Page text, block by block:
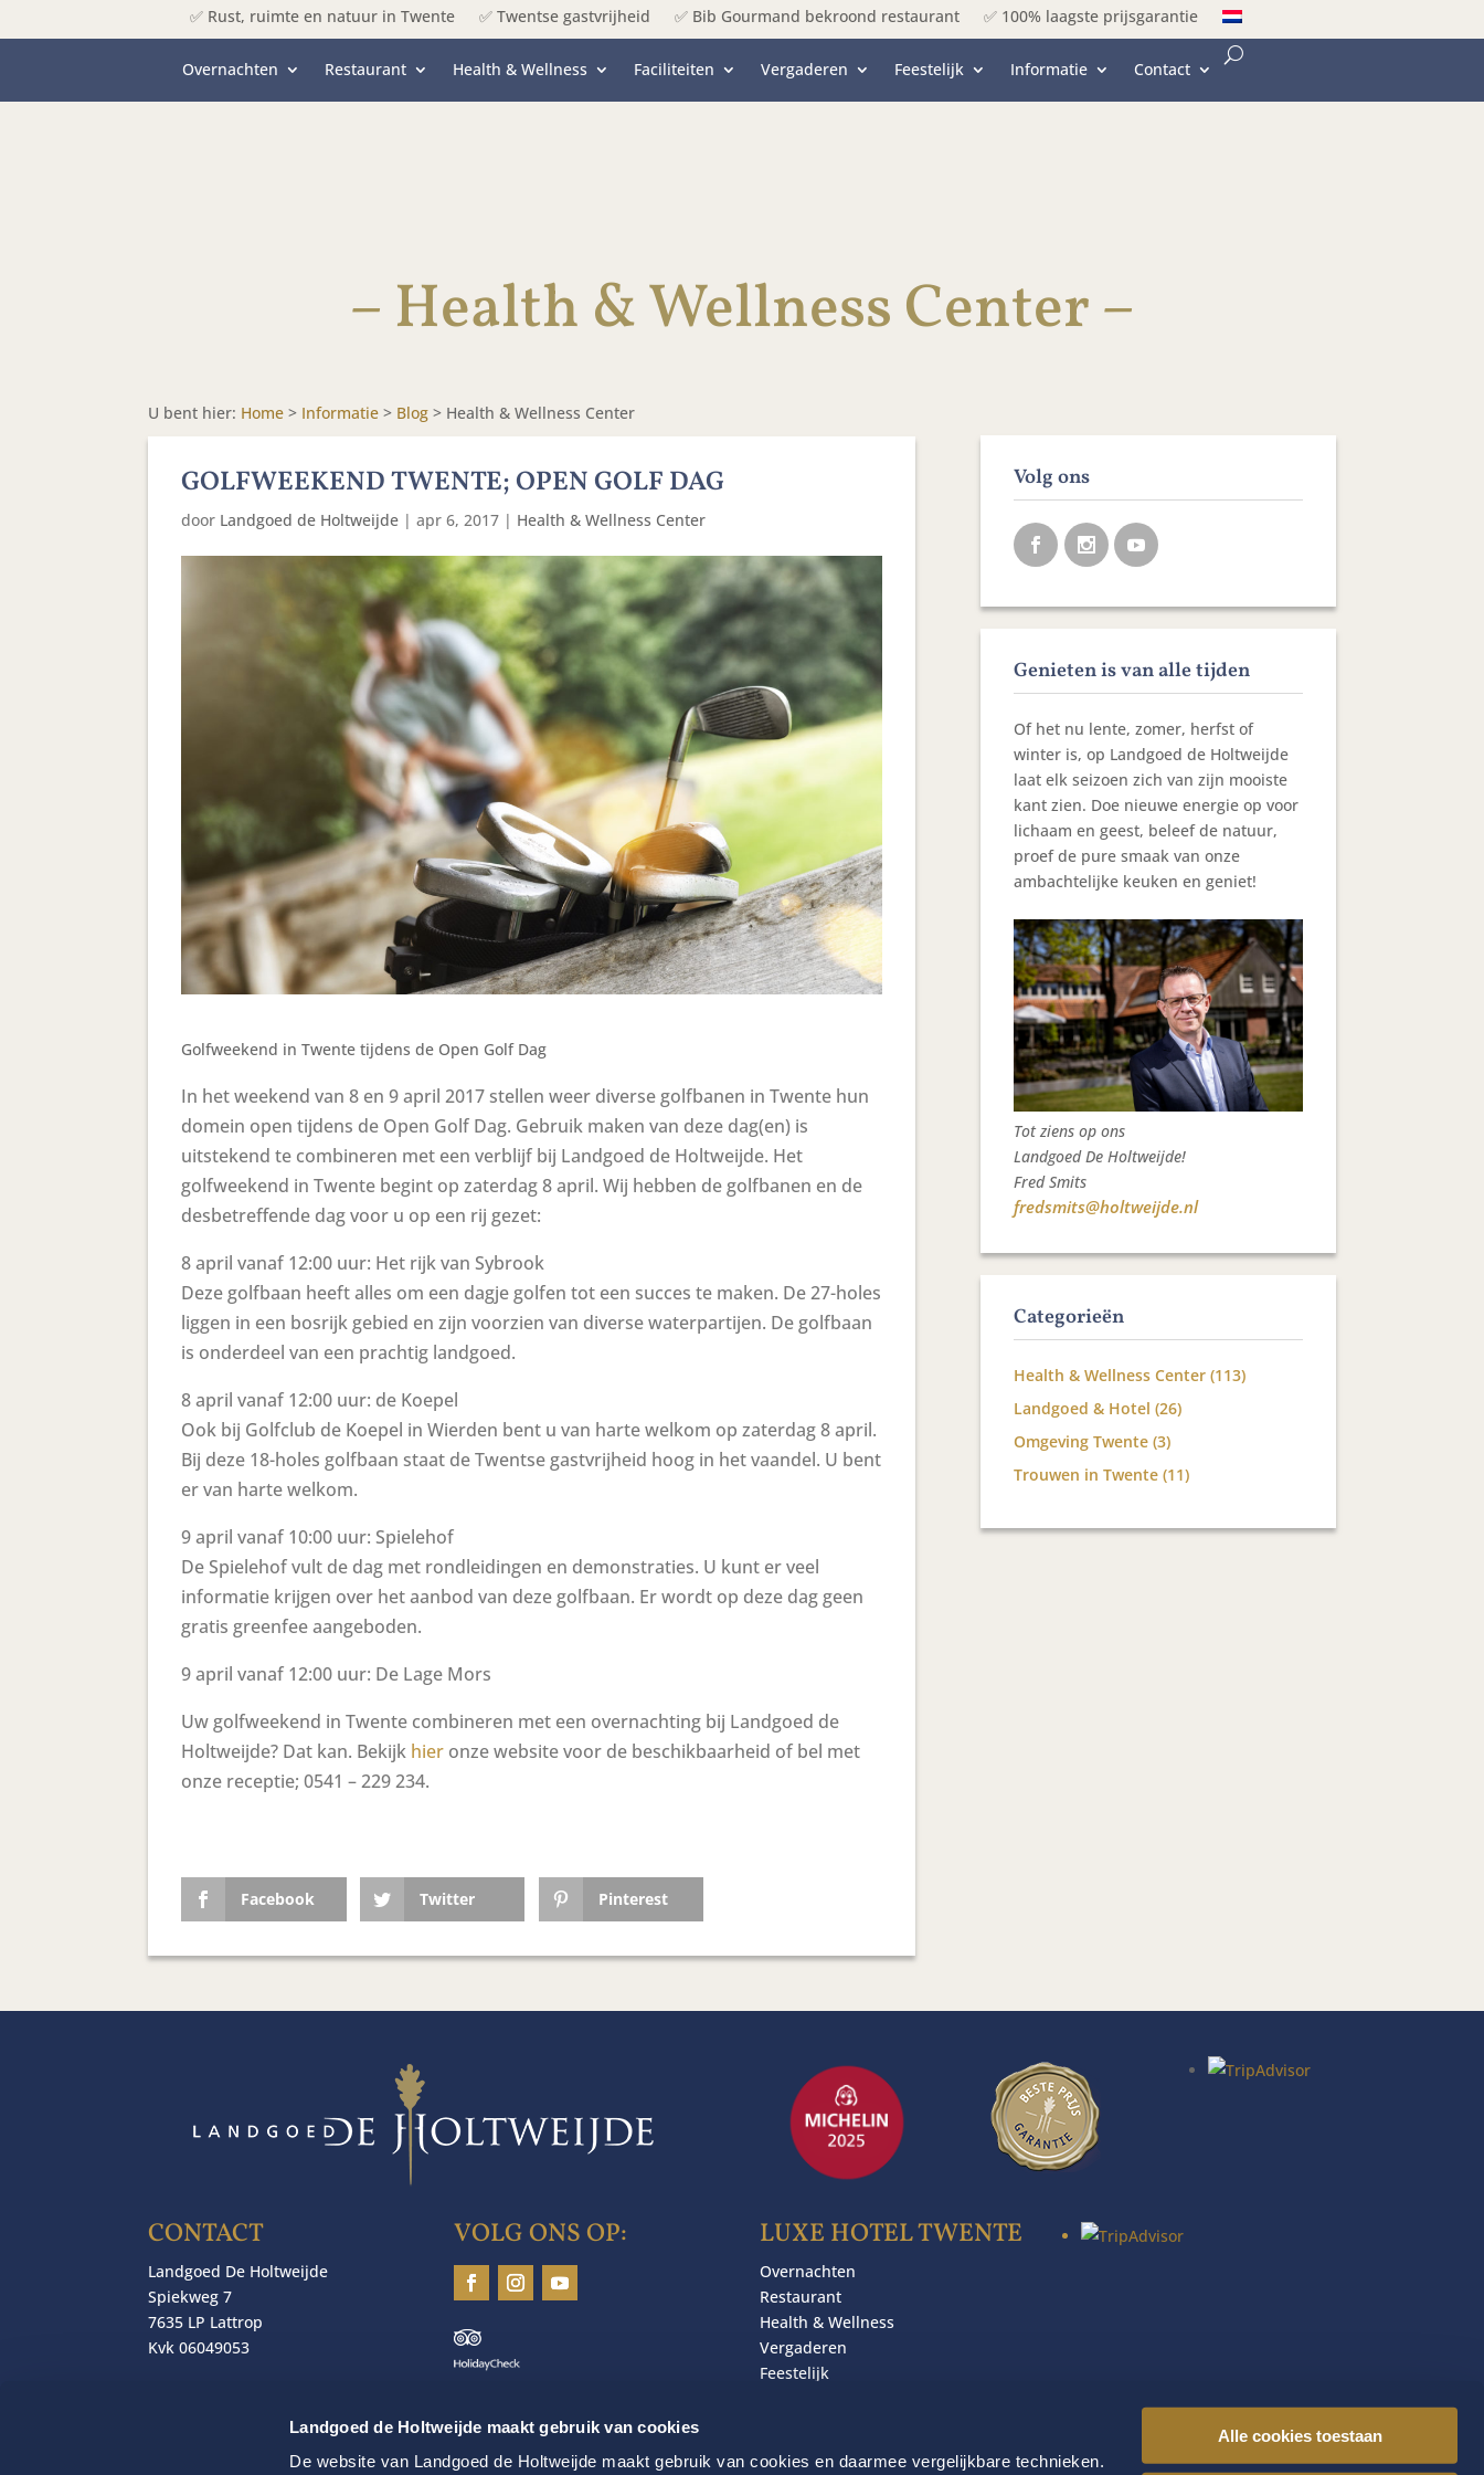
Landgoed de Holtweijde maakt gebruik van cookies
De website van Landgoed de Holtweijde maakt gebruik van cookies en daarmee vergelijkbare technieken.
Alle cookies toestaan
✅ Rust, ruimte en natuur in Twente ✅ Twentse gastvrijheid ✅ Bib Gourmand bekroond restaurant ✅ 100% laagste prijsgarantie
Overnachten Restaurant Health & Wellness Faciliteiten Vergaderen Feestelijk Informatie Contact
– Health & Wellness Center –
U bent hier: Home > Informatie > Blog > Health & Wellness Center
GOLFWEEKEND TWENTE; OPEN GOLF DAG
door Landgoed de Holtweijde |apr 6, 2017 | Health & Wellness Center
Golfweekend in Twente tijdens de Open Golf Dag
In het weekend van 8 en 9 april 2017 stellen weer diverse golfbanen in Twente hun
domein open tijdens de Open Golf Dag. Gebruik maken van deze dag(en) is
uitstekend te combineren met een verblijf bij Landgoed de Holtweijde. Het
golfweekend in Twente begint op zaterdag 8 april. Wij hebben de golfbanen en de
desbetreffende dag voor u op een rij gezet:
8 april vanaf 12:00 uur: Het rijk van Sybrook
Deze golfbaan heeft alles om een dagje golfen tot een succes te maken. De 27-holes
liggen in een bosrijk gebied en zijn voorzien van diverse waterpartijen. De golfbaan
is onderdeel van een prachtig landgoed.
8 april vanaf 12:00 uur: de Koepel
Ook bij Golfclub de Koepel in Wierden bent u van harte welkom op zaterdag 8 april.
Bij deze 18-holes golfbaan staat de Twentse gastvrijheid hoog in het vaandel. U bent
er van harte welkom.
9 april vanaf 10:00 uur: Spielehof
De Spielehof vult de dag met rondleidingen en demonstraties. U kunt er veel
informatie krijgen over het aanbod van deze golfbaan. Er wordt op deze dag geen
gratis greenfee aangeboden.
9 april vanaf 12:00 uur: De Lage Mors
Uw golfweekend in Twente combineren met een overnachting bij Landgoed de
Holtweijde? Dat kan. Bekijk hier onze website voor de beschikbaarheid of bel met
onze receptie; 0541 – 229 234.
Facebook Twitter Pinterest
Volg ons
Genieten is van alle tijden
Of het nu lente, zomer, herfst of
winter is, op Landgoed de Holtweijde
laat elk seizoen zich van zijn mooiste
kant zien. Doe nieuwe energie op voor
lichaam en geest, beleef de natuur,
proef de pure smaak van onze
ambachtelijke keuken en geniet!
Tot ziens op ons
Landgoed De Holtweijde!
Fred Smits
fredsmits@holtweijde.nl
Categorieën
Health & Wellness Center (113)
Landgoed & Hotel (26)
Omgeving Twente (3)
Trouwen in Twente (11)
CONTACT
Landgoed De Holtweijde
Spiekweg 7
7635 LP Lattrop
Kvk 06049053
F 0031-(0)541-229445
VOLG ONS OP: LUXE HOTEL TWENTE
Overnachten
Restaurant
Health & Wellness
Vergaderen
Feestelijk